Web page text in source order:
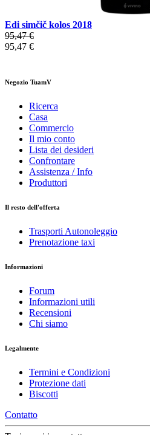
Edi simčič kolos 2018
95,47 €
95,47 €
Negozio TuamV
Ricerca
Casa
Commercio
Il mio conto
Lista dei desideri
Confrontare
Assistenza / Info
Produttori
Il resto dell'offerta
Trasporti Autonoleggio
Prenotazione taxi
Informazioni
Forum
Informazioni utili
Recensioni
Chi siamo
Legalmente
Termini e Condizioni
Protezione dati
Biscotti
Contatto